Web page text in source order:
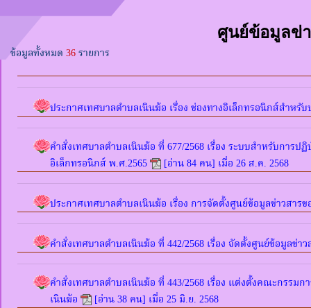
ศูนย์ข้อมูลข่
ข้อมูลทั้งหมด 36รายการ
ประกาศเทศบาลตำบลเนินฆ้อ เรื่อง ช่องทางอิเล็กทรอนิกส์สำหรั
คำสั่งเทศบาลตำบลเนินฆ้อ ที่ 677/2568 เรื่อง ระบบสำหรับการ
อิเล็กทรอนิกส์ พ.ศ.2565
[อ่าน 84 คน] เมื่อ 26 ส.ค. 2568
ประกาศเทศบาลตำบลเนินฆ้อ เรื่อง การจัดตั้งศูนย์ข้อมูลข่าวสาร
คำสั่งเทศบาลตำบลเนินฆ้อ ที่ 442/2568 เรื่อง จัดตั้งศูนย์ข้อมูลข่า
คำสั่งเทศบาลตำบลเนินฆ้อ ที่ 443/2568 เรื่อง แต่งตั้งคณะกรรม
เนินฆ้อ
[อ่าน 38 คน] เมื่อ 25 มิ.ย. 2568